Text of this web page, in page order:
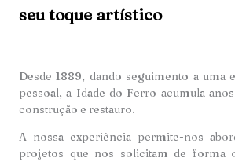
seu toque artístico
Desde 1889, dando seguimento a uma
pessoal, a Idade do Ferro acumula
construção e restauro.
A nossa experiência permite-nos
projetos que nos solicitam de forma